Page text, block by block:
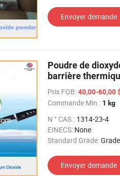
Envoyer demande
Poudre de
barrière
Prix FOB:40,00-60,00
Commande Min.: 1 kg
N ° CAS.: 1314-23-4
EINECS: None
Standard Grade:
Envoyer demande